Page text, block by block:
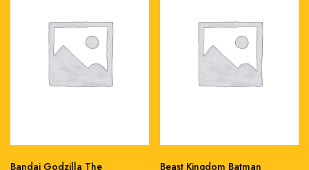
Bandai Godzilla The
Beast Kingdom Batman